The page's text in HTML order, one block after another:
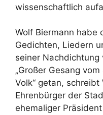
wissenschaftlich
Wolf Biermann habe
Gedichten, Liedern
seiner Nachdichtung
„Großer Gesang
Volk“ getan, schreibt
Ehrenbürger der
ehemaliger